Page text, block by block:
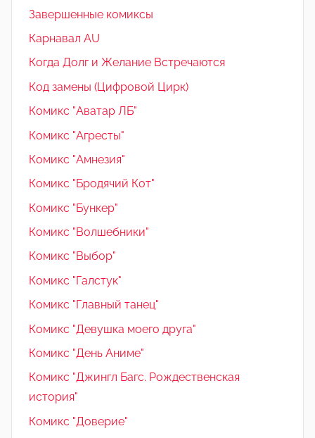
Завершенные комиксы
Карнавал AU
Когда Долг и Желание Встречаются
Код замены (Цифровой Цирк)
Комикс "Аватар ЛБ"
Комикс "Агресты"
Комикс "Амнезия"
Комикс "Бродячий Кот"
Комикс "Бункер"
Комикс "Волшебники"
Комикс "Выбор"
Комикс "Галстук"
Комикс "Главный танец"
Комикс "Девушка моего друга"
Комикс "День Аниме"
Комикс "Джингл Багс. Рождественская
история"
Комикс "Доверие"